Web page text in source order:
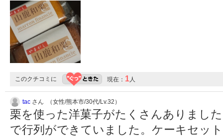
このクチコミに 現在： 1人
tac さん （女性/熊本市/30代/Lv.32）
栗を使った洋菓子がたくさんありまし
で行列ができていました。ケーキセッ